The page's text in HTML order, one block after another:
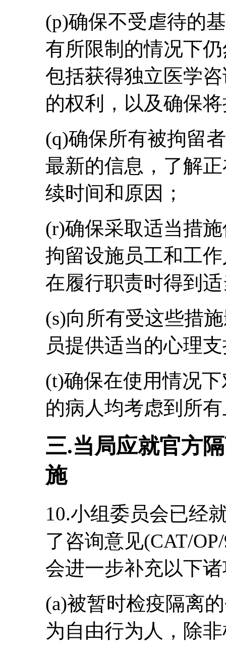
(p)确保不受虐待的
有所限制的情况下
包括获得独立医学
的权利，以及确保
(q)确保所有被拘留
最新的信息，了解
续时间和原因；
(r)确保采取适当措
拘留设施员工和工
在履行职责时得到
(s)向所有受这些措
员提供适当的心理
(t)确保在使用情况
的病人均考虑到所
三.当局应就官方
施
10.小组委员会已经
了咨询意见(CAT/
会进一步补充以下
(a)被暂时检疫隔离
为自由行为人，除